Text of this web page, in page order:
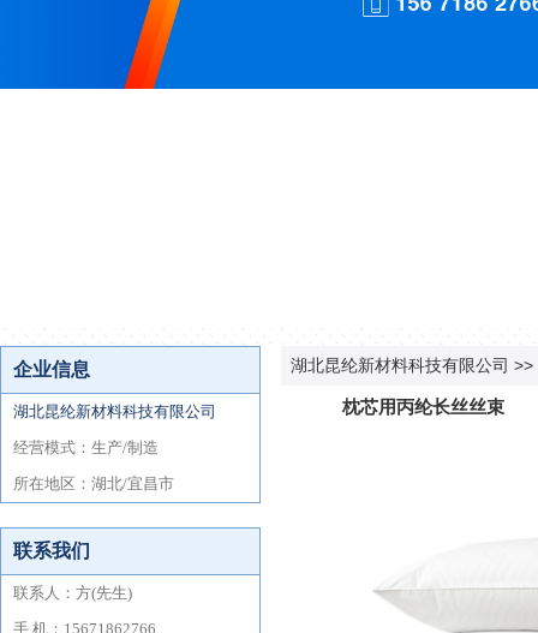
湖北昆纶新材料科技有限公司 >>
枕芯用丙纶长丝丝束